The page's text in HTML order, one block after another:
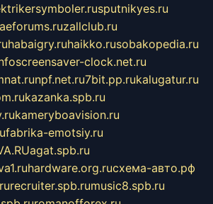
sputnikyes.ru
aeforums.ruzallclub.ru
habaigry.ruhaikko.rusobakopedia.ru
screensaver-clock.net.ru
npf.net.ru7bit.pp.rukalugatur.ru
kazanka.spb.ru
kameryboavision.ru
fabrika-emotsiy.ru
agat.spb.ru
hardware.org.ruсхема-авто.рф
recruiter.spb.rumusic8.spb.ru